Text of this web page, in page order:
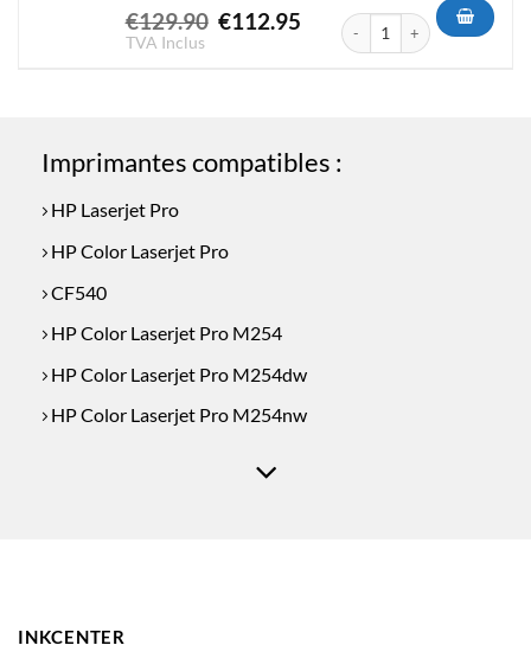
€129.90 Le
€112.95
TVA Inclus
quantité de Toner HP
Imprimantes compatibles :
HP Laserjet Pro
HP Color Laserjet Pro
CF540
HP Color Laserjet Pro M254
HP Color Laserjet Pro M254dw
HP Color Laserjet Pro M254nw
INKCENTER